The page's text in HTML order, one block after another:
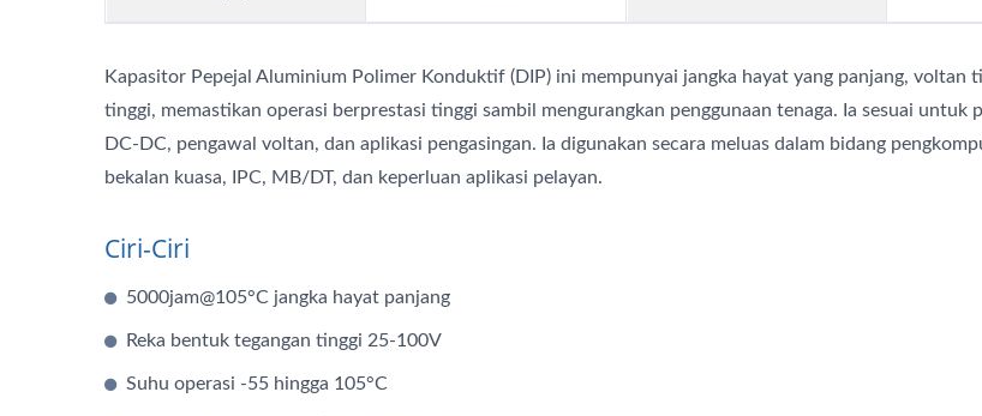
Kapasitor Pepejal Aluminium Polimer Konduktif (DIP) ini mempunyai jangka hayat yang panjang, voltan
tinggi, memastikan operasi berprestasi tinggi sambil mengurangkan penggunaan tenaga. Ia sesuai untuk
DC-DC, pengawal voltan, dan aplikasi pengasingan. Ia digunakan secara meluas dalam bidang
bekalan kuasa, IPC, MB/DT, dan keperluan aplikasi pelayan.
Ciri-Ciri
5000jam@105°C jangka hayat panjang
Reka bentuk tegangan tinggi 25-100V
Suhu operasi -55 hingga 105°C